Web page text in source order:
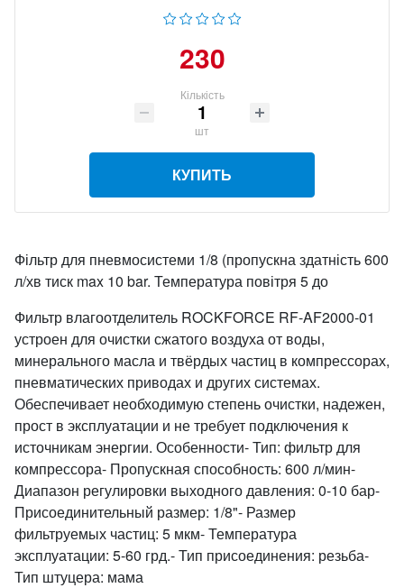
230
Кількість
шт
КУПИТЬ
Фільтр для пневмосистеми 1/8 (пропускна здатність 600
л/хв тиск max 10 bar. Температура повітря 5 до
Фильтр влагоотделитель ROCKFORCE RF-AF2000-01
устроен для очистки сжатого воздуха от воды,
минерального масла и твёрдых частиц в компрессорах,
пневматических приводах и других системах.
Обеспечивает необходимую степень очистки, надежен,
прост в эксплуатации и не требует подключения к
источникам энергии. Особенности- Тип: фильтр для
компрессора- Пропускная способность: 600 л/мин-
Диапазон регулировки выходного давления: 0-10 бар-
Присоединительный размер: 1/8"- Размер
фильтруемых частиц: 5 мкм- Температура
эксплуатации: 5-60 грд.- Тип присоединения: резьба-
Тип штуцера: мама